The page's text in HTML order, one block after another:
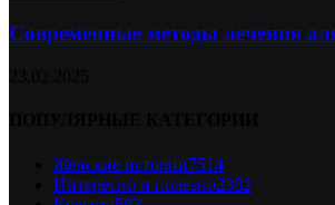
Современные методы лечения
Женские истории7514
Интересно и полезно2382